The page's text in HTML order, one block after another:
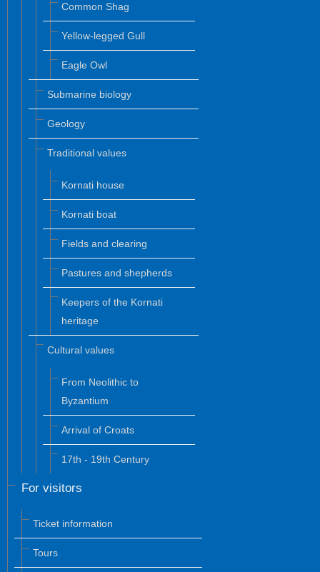
Common Shag
Yellow-legged Gull
Eagle Owl
Submarine biology
Geology
Traditional values
Kornati house
Kornati boat
Fields and clearing
Pastures and shepherds
Keepers of the Kornati
heritage
Cultural values
From Neolithic to
Byzantium
Arrival of Croats
17th - 19th Century
For visitors
Ticket information
Tours